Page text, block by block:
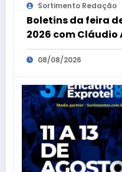
Sortimento Redação
Boletins da feira
2026 com Cláudio
Sortimento
08/08/2026